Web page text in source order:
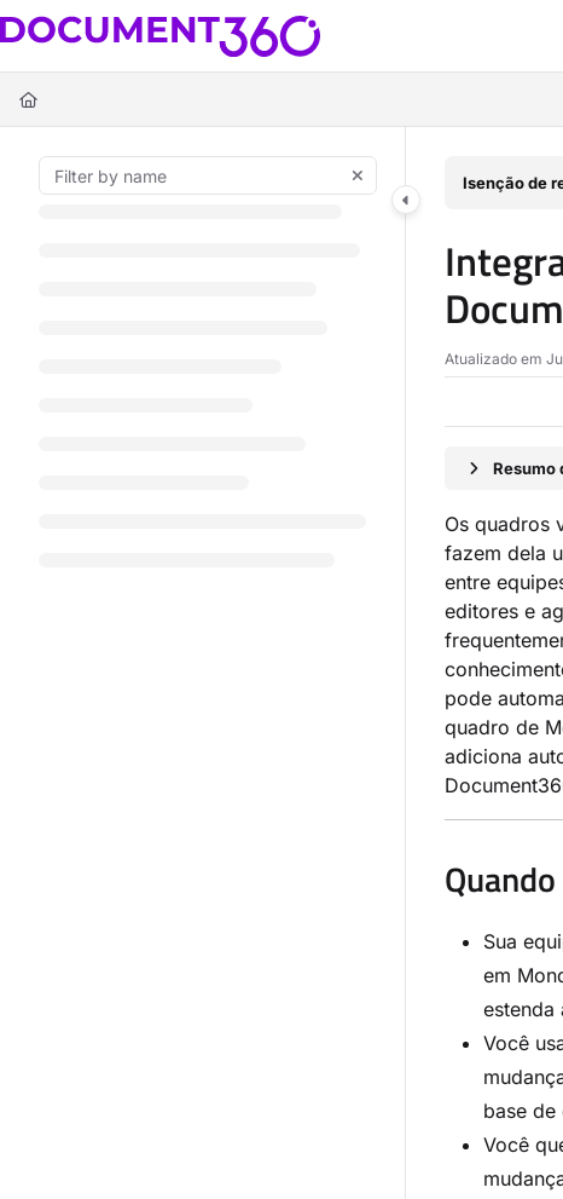
Documentation Index
Fetch the complete documentation index at:
Use this file to discover all available pages before exploring further.
Isenção de
Atualizado em
Resumo
Os quadros
fazem dela
entre
editores e
pode
quadro de
adiciona
Sua
em
estenda
Você
base de
Você